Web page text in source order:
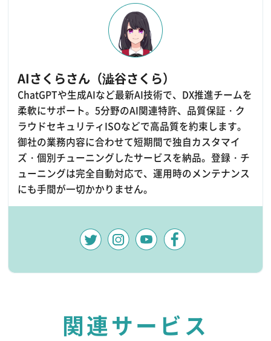
AIさくらさん（澁谷さくら）
ChatGPTや生成AIなど最新AI技術で、DX推進チームを
柔軟にサポート。5分野のAI関連特許、品質保証・ク
ラウドセキュリティISOなどで高品質を約束します。
御社の業務内容に合わせて短期間で独自カスタマイ
ズ・個別チューニングしたサービスを納品。登録・チ
ューニングは完全自動対応で、運用時のメンテナンス
にも手間が一切かかりません。
関連サービス